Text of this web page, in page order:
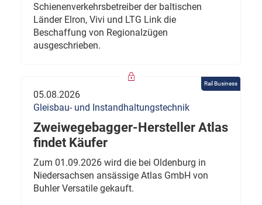
Schienenverkehrsbetreiber der baltischen
Länder Elron, Vivi und LTG Link die
Beschaffung von Regionalzügen
ausgeschrieben.
Rail Business
05.08.2026
Gleisbau- und Instandhaltungstechnik
Zweiwegebagger-Hersteller Atlas
findet Käufer
Zum 01.09.2026 wird die bei Oldenburg in
Niedersachsen ansässige Atlas GmbH von
Buhler Versatile gekauft.